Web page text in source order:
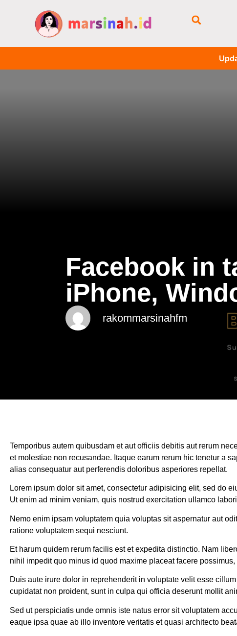
Facebook in
iPhone,
rakommarsinahfm
Temporibus autem quibusdam et aut officiis debitis aut rerum
et molestiae non recusandae. Itaque earum rerum hic tenetur a
alias consequatur aut perferendis doloribus asperiores repellat.
Lorem ipsum dolor sit amet, consectetur adipisicing elit, sed do
Ut enim ad minim veniam, quis nostrud exercitation ullamco
Nemo enim ipsam voluptatem quia voluptas sit aspernatur aut
ratione voluptatem sequi nesciunt.
Et harum quidem rerum facilis est et expedita distinctio. Nam
nihil impedit quo minus id quod maxime placeat facere
Duis aute irure dolor in reprehenderit in voluptate velit esse
cupidatat non proident, sunt in culpa qui officia deserunt mollit
Sed ut perspiciatis unde omnis iste natus error sit voluptatem
eaque ipsa quae ab illo inventore veritatis et quasi architecto